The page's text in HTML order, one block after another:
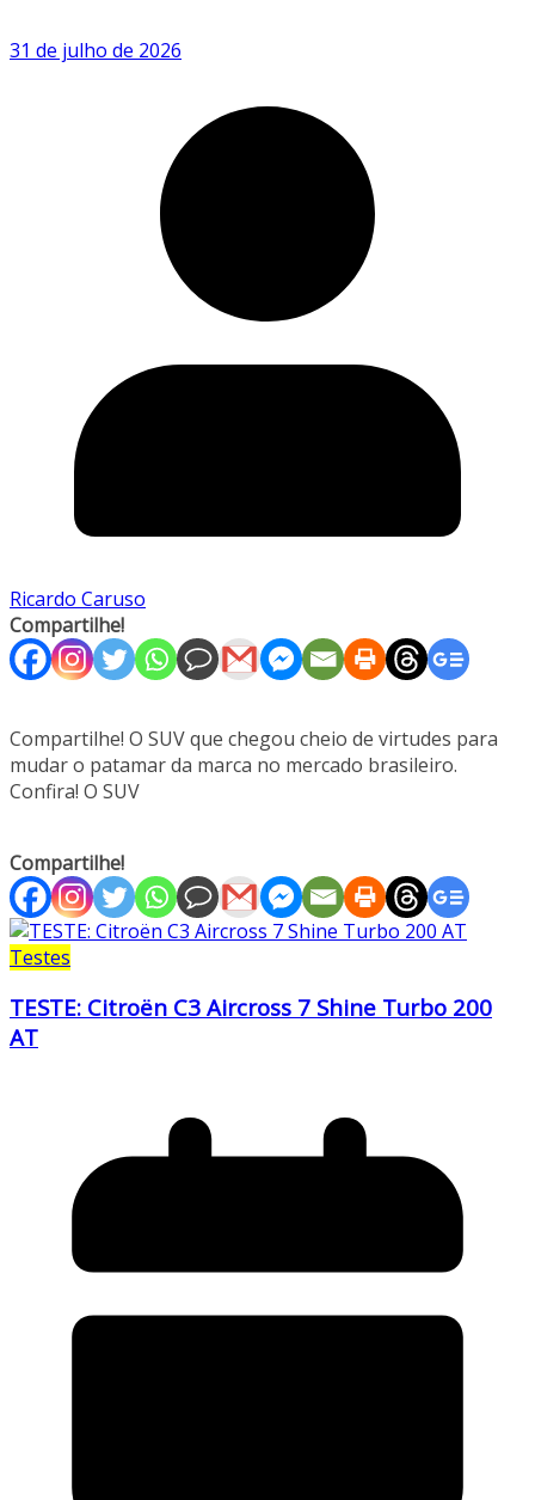
31 de julho de 2026
Ricardo Caruso
Compartilhe!
Compartilhe! O SUV que chegou cheio de virtudes para
mudar o patamar da marca no mercado brasileiro.
Confira! O SUV
Compartilhe!
Testes
TESTE: Citroën C3 Aircross 7 Shine Turbo 200
AT